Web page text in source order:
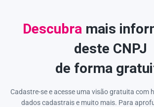
Descubra mais
deste CNPJ
de forma
Cadastre-se e acesse uma visão gratuita com
dados cadastrais e muito mais. Para